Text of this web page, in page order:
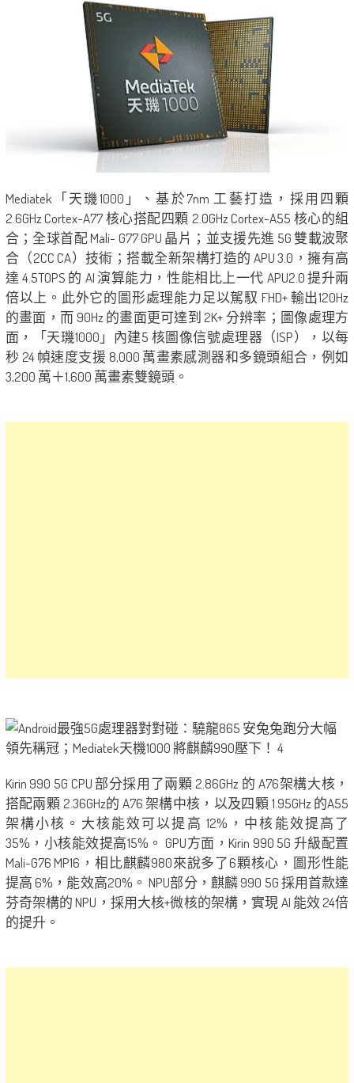
Mediatek「天璣1000」、基於7nm 工藝打造，採用四顆
2.6GHz Cortex-A77 核心搭配四顆 2.0GHz Cortex-A55 核心的組
合；全球首配 Mali- G77 GPU 晶片；並支援先進 5G 雙載波聚
合（2CC CA）技術；搭載全新架構打造的 APU 3.0，擁有高
達 4.5TOPS 的 AI 演算能力，性能相比上一代 APU2.0 提升兩
倍以上。此外它的圖形處理能力足以駕馭 FHD+ 輸出120Hz
的畫面，而 90Hz 的畫面更可達到 2K+ 分辨率；圖像處理方
面，「天璣1000」內建5 核圖像信號處理器（ISP），以每
秒 24 幀速度支援 8,000 萬畫素感測器和多鏡頭組合，例如
3,200 萬＋1,600 萬畫素雙鏡頭。
Kirin 990 5G CPU 部分採用了兩顆 2.86GHz 的 A76架構大核，
搭配兩顆 2.36GHz的 A76 架構中核，以及四顆 1.95GHz 的A55
架構小核。大核能效可以提高 12%，中核能效提高了
35%，小核能效提高15%。 GPU方面，Kirin 990 5G 升級配置
Mali-G76 MP16，相比麒麟980來說多了6顆核心，圖形性能
提高 6%，能效高20%。 NPU部分，麒麟 990 5G 採用首款達
芬奇架構的 NPU，採用大核+微核的架構，實現 AI 能效 24倍
的提升。